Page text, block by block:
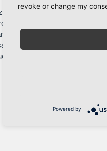
aus Zeitgründen
Woche abends nach der
Tanzen steht für mich ganz
über den einen oder
ich mich auf deine Nachricht!
revoke or change my
Powered by